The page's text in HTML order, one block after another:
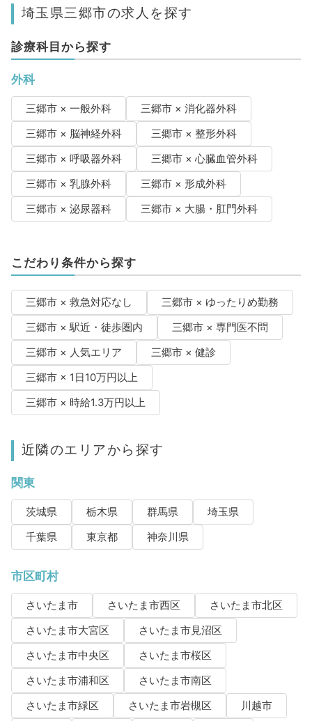
埼玉県三郷市の求人を探す
診療科目から探す
外科
三郷市 × 一般外科
三郷市 × 消化器外科
三郷市 × 脳神経外科
三郷市 × 整形外科
三郷市 × 呼吸器外科
三郷市 × 心臓血管外科
三郷市 × 乳腺外科
三郷市 × 形成外科
三郷市 × 泌尿器科
三郷市 × 大腸・肛門外科
こだわり条件から探す
三郷市 × 救急対応なし
三郷市 × ゆったりめ勤務
三郷市 × 駅近・徒歩圏内
三郷市 × 専門医不問
三郷市 × 人気エリア
三郷市 × 健診
三郷市 × 1日10万円以上
三郷市 × 時給1.3万円以上
近隣のエリアから探す
関東
茨城県 栃木県 群馬県
埼玉県
千葉県
東京都 神奈川県
市区町村
さいたま市 さいたま市西区
さいたま市北区
さいたま市大宮区
さいたま市見沼区
さいたま市中央区
さいたま市桜区
さいたま市浦和区
さいたま市南区
さいたま市緑区
さいたま市岩槻区
川越市